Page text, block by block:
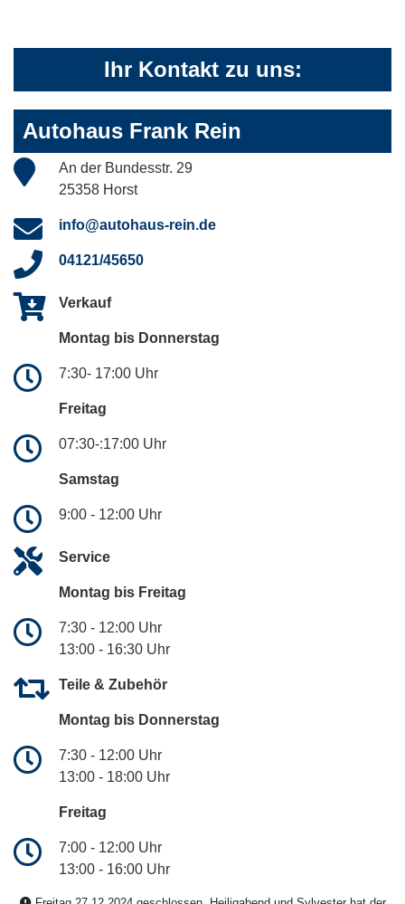
Ihr Kontakt zu uns:
Autohaus Frank Rein
An der Bundesstr. 29
25358 Horst
info@autohaus-rein.de
04121/45650
Verkauf
Montag bis Donnerstag
7:30- 17:00 Uhr
Freitag
07:30-:17:00 Uhr
Samstag
9:00 - 12:00 Uhr
Service
Montag bis Freitag
7:30 - 12:00 Uhr
13:00 - 16:30 Uhr
Teile & Zubehör
Montag bis Donnerstag
7:30 - 12:00 Uhr
13:00 - 18:00 Uhr
Freitag
7:00 - 12:00 Uhr
13:00 - 16:00 Uhr